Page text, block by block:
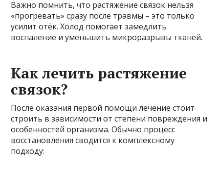
Важно помнить, что растяжение связок нельзя
«прогревать» сразу после травмы – это только
усилит отёк. Холод помогает замедлить
воспаление и уменьшить микроразрывы тканей.
Как лечить растяжение
связок?
После оказания первой помощи лечение стоит
строить в зависимости от степени повреждения и
особенностей организма. Обычно процесс
восстановления сводится к комплексному
подходу: